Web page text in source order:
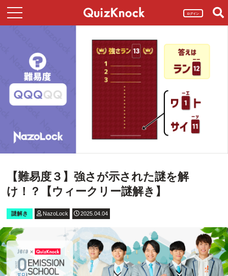
ログイン
【難易度３】強さが示された謎を解
け！？【ウィークリー謎解き】
謎解き NazoLock 2025.04.04